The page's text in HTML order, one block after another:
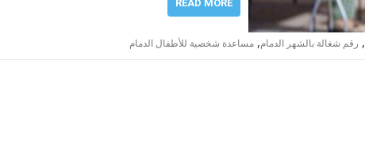
READ MORE
, رقم شغالة بالشهر الدمام, مساعدة شخصية للأطفال الدمام